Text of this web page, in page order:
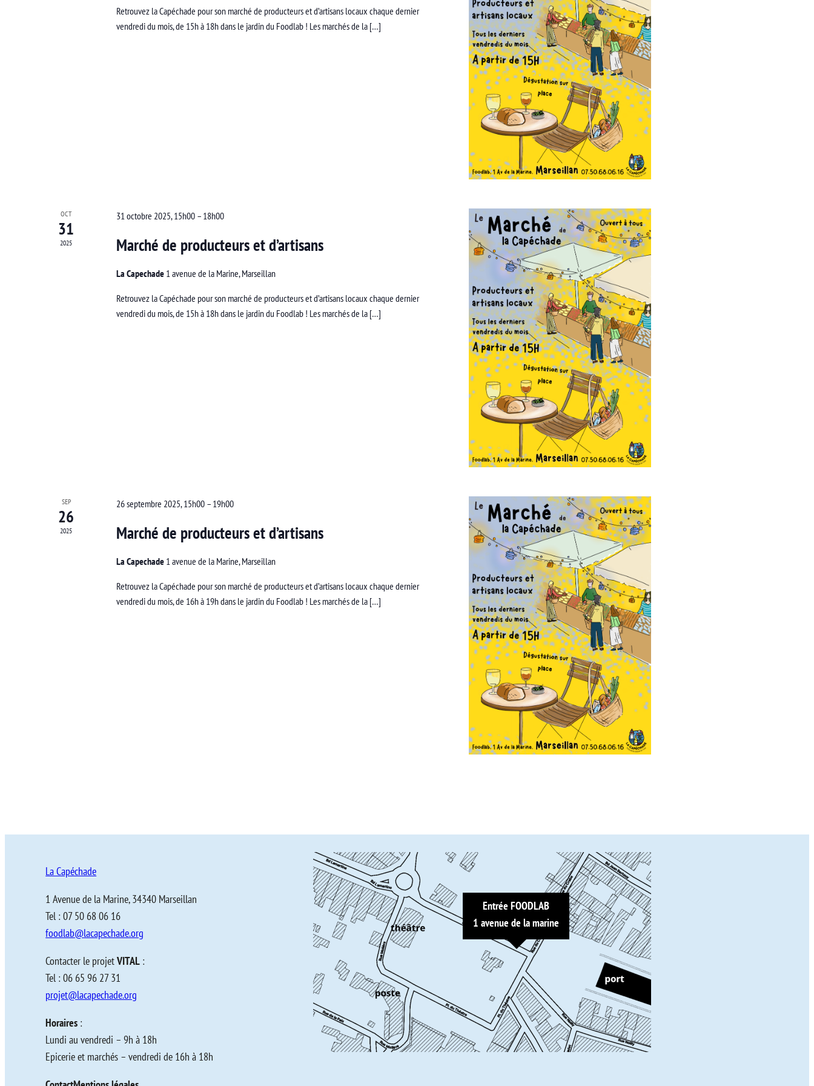
Retrouvez la Capéchade pour son marché de producteurs et d’artisans locaux chaque dernier
vendredi du mois, de 15h à 18h dans le jardin du Foodlab ! Les marchés de la […]
OCT
31
2025
31 octobre 2025, 15h00– 18h00
Marché de producteurs et d’artisans
La Capechade 1 avenue de la Marine, Marseillan
Retrouvez la Capéchade pour son marché de producteurs et d’artisans locaux chaque dernier
vendredi du mois, de 15h à 18h dans le jardin du Foodlab ! Les marchés de la […]
SEP
26
2025
26 septembre 2025, 15h00– 19h00
Marché de producteurs et d’artisans
La Capechade 1 avenue de la Marine, Marseillan
Retrouvez la Capéchade pour son marché de producteurs et d’artisans locaux chaque dernier
vendredi du mois, de 16h à 19h dans le jardin du Foodlab ! Les marchés de la […]
La Capéchade
1 Avenue de la Marine, 34340 Marseillan
Tel : 07 50 68 06 16
foodlab@lacapechade.org
Contacter le projetVITAL :
Tel : 06 65 96 27 31
projet@lacapechade.org
Horaires :
Lundi au vendredi – 9h à 18h
Epicerie et marchés – vendredi de 16h à 18h
Entrée FOODLAB
1 avenue de la marine